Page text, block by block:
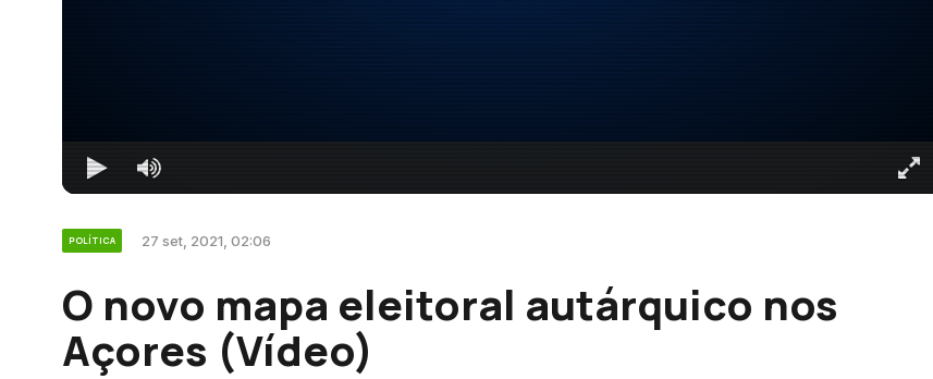
POLÍTICA 27 set, 2021, 02:06
O novo mapa eleitoral autárquico nos
Açores (Vídeo)